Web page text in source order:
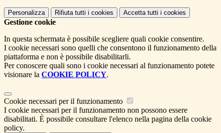
Personalizza Rifiuta tutti i cookies Accetta tutti i cookies
Gestione cookie
In questa schermata è possibile scegliere quali cookie consentire.
I cookie necessari sono quelli che consentono il funzionamento della
piattaforma e non è possibile disabilitarli.
Per conoscere quali sono i cookie necessari al funzionamento potete
visionare la COOKIE POLICY.
Cookie necessari per il funzionamento
I cookie necessari per il funzionamento non possono essere
disabilitati. È possibile consultare l'elenco nella pagina della cookie
policy.